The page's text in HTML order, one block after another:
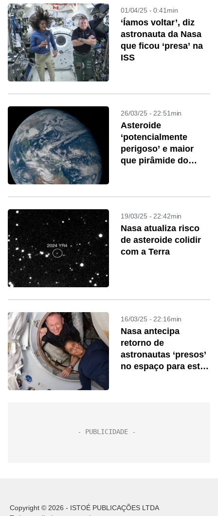
01/04/25 - 0:41min
‘Íamos voltar’, diz
astronauta da Nasa
que ficou ‘presa’ na
ISS
26/03/25 - 22:51min
Asteroide
‘potencialmente
perigoso’ e maior
que pirâmide do
19/03/25 - 22:42min
Nasa atualiza risco
de asteroide colidir
com a Terra
16/03/25 - 22:16min
Nasa antecipa
retorno de
astronautas ‘presos’
no espaço para esta
Copyright © 2026 - ISTOÉ PUBLICAÇÕES LTDA